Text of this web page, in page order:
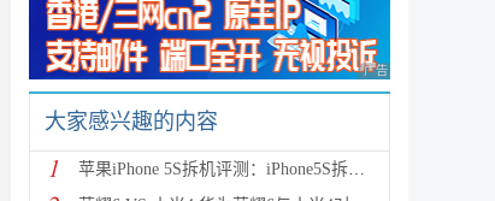
广告 商业广告，理性
大家感兴趣的内容
1 苹果iPhone 5S拆机评测：iPhone5S拆机图解详细教程(真